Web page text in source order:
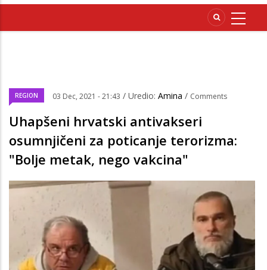
REGION 03 Dec, 2021 - 21:43 / Uredio: Amina / Comments
Uhapšeni hrvatski antivakseri
osumnjičeni za poticanje terorizma:
"Bolje metak, nego vakcina"